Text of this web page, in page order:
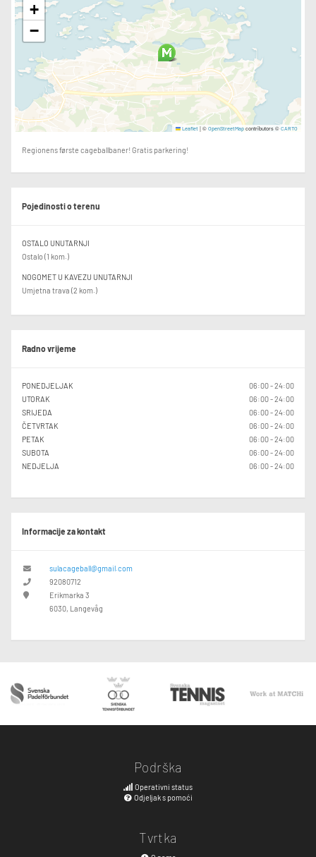
+
−
Leaflet |© OpenStreetMap contributors © CARTO
Regionens første cageballbaner! Gratis parkering!
Pojedinosti o terenu
OSTALO UNUTARNJI
Ostalo (1 kom.)
NOGOMET U KAVEZU UNUTARNJI
Umjetna trava (2 kom.)
Radno vrijeme
PONEDJELJAK
06:00 - 24:00
UTORAK
06:00 - 24:00
SRIJEDA
06:00 - 24:00
ČETVRTAK
06:00 - 24:00
PETAK
06:00 - 24:00
SUBOTA
06:00 - 24:00
NEDJELJA
06:00 - 24:00
Informacije za kontakt
sulacageball@gmail.com
92080712
Erikmarka 3
6030, Langevåg
Podrška
Operativni status
Odjeljak s pomoći
Tvrtka